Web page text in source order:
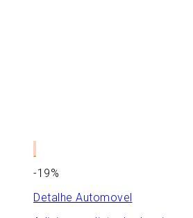
-19%
Detalhe Automovel